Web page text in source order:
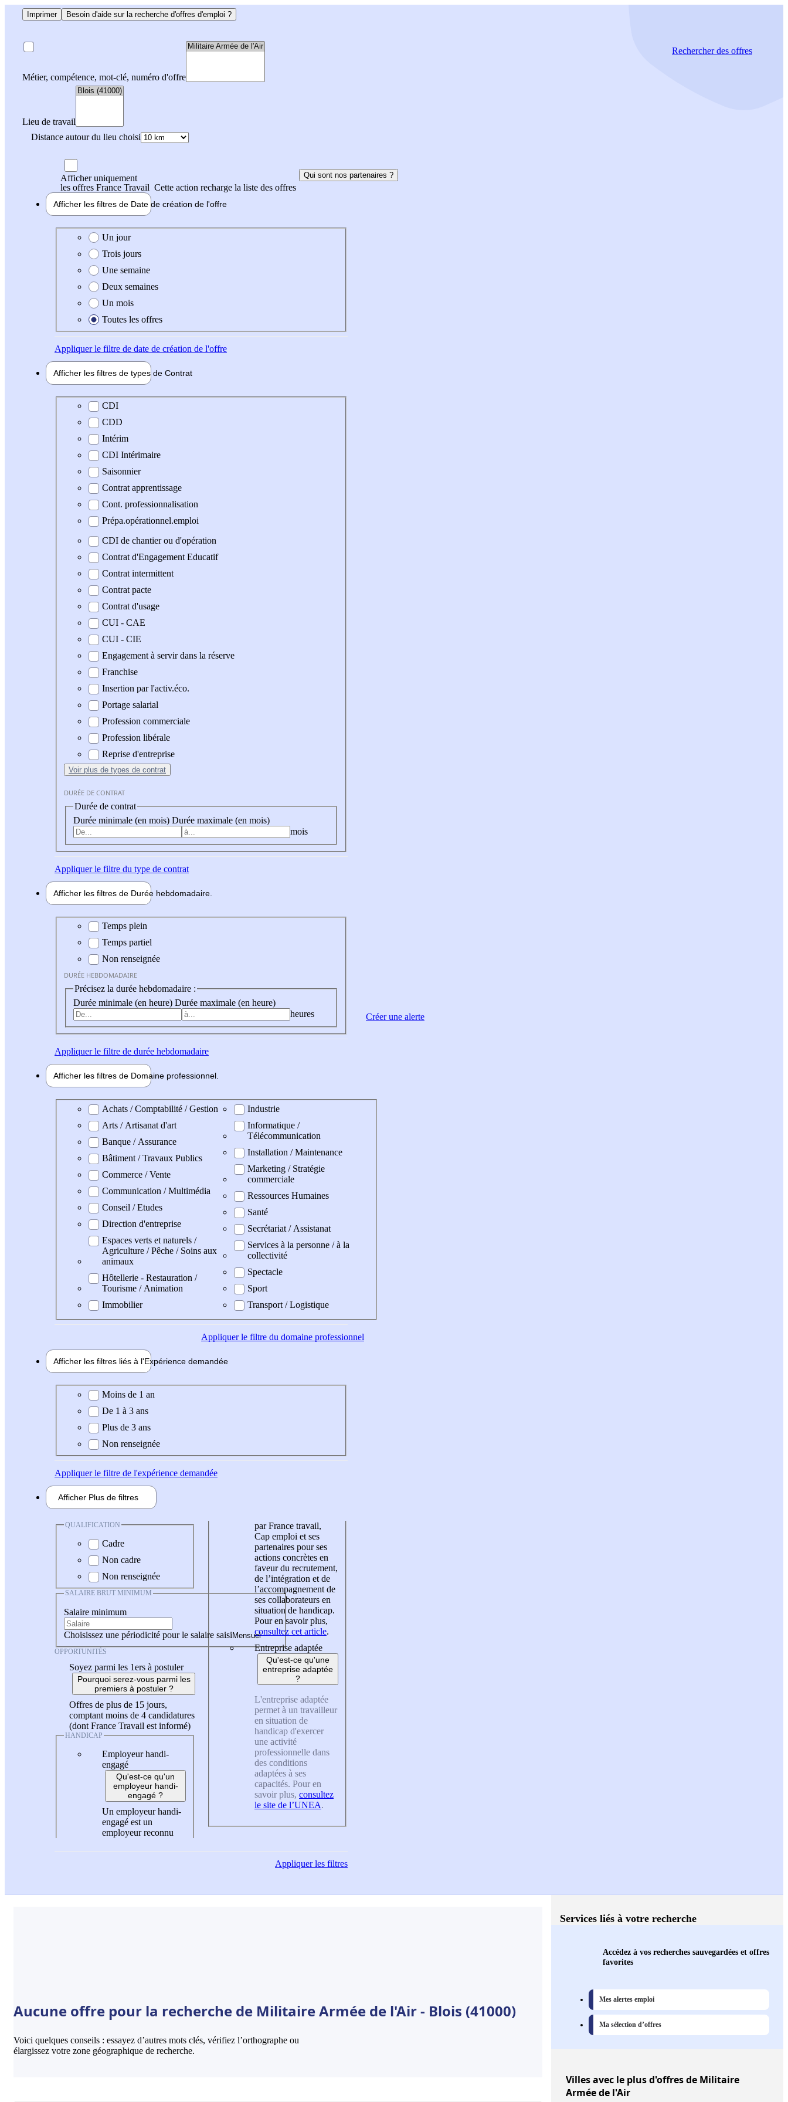
Imprimer Besoin d'aide sur la recherche d'offres d'emploi ?
Métier, compétence, mot-clé, numéro d'offre
Lieu de travail
Distance autour du lieu choisi
Rechercherdes offres
Afficher uniquement
les offres France Travail Cette action recharge la liste des offres
Qui sont nos partenaires ?
Afficher les filtres de Date de création de l'offre
Date de création de l'offre
Un jour
Trois jours
Une semaine
Deux semaines
Un mois
Toutes les offres
Appliquerle filtre de date de création de l'offre
Afficher les filtres de types de Contrat
Type de contrat
CDI
CDD
Intérim
CDI Intérimaire
Saisonnier
Contrat apprentissage
Cont. professionnalisation
Prépa.opérationnel.emploi
CDI de chantier ou d'opération
Contrat d'Engagement Educatif
Contrat intermittent
Contrat pacte
Contrat d'usage
CUI - CAE
CUI - CIE
Engagement à servir dans la réserve
Franchise
Insertion par l'activ.éco.
Portage salarial
Profession commerciale
Profession libérale
Reprise d'entreprise
Voir plus de types de contrat
DURÉE DE CONTRAT
Durée de contrat
Durée minimale (en mois) Durée maximale (en mois)
mois
Appliquerle filtre du type de contrat
Afficher les filtres de Durée hebdomadaire
Durée hebdomadaire
Temps plein
Temps partiel
Non renseignée
DURÉE HEBDOMADAIRE
Précisez la durée hebdomadaire :
Durée minimale (en heure) Durée maximale (en heure)
heures
Appliquerle filtre de durée hebdomadaire
Afficher les filtres de Domaine professionnel
Domaine professionel
Achats / Comptabilité / Gestion
Arts / Artisanat d'art
Banque / Assurance
Bâtiment / Travaux Publics
Commerce / Vente
Communication / Multimédia
Conseil / Etudes
Direction d'entreprise
Espaces verts et naturels /
Agriculture / Pêche / Soins aux
animaux
Hôtellerie - Restauration /
Tourisme / Animation
Immobilier
Industrie
Informatique /
Télécommunication
Installation / Maintenance
Marketing / Stratégie
commerciale
Ressources Humaines
Santé
Secrétariat / Assistanat
Services à la personne / à la
collectivité
Spectacle
Sport
Transport / Logistique
Appliquerle filtre du domaine professionnel
Afficher les filtres liés à l'Expérience demandée
Expérience demandée
Moins de 1 an
De 1 à 3 ans
Plus de 3 ans
Non renseignée
Appliquerle filtre de l'expérience demandée
Afficher Plus de filtres
QUALIFICATION
Cadre
Non cadre
Non renseignée
SALAIRE BRUT MINIMUM
Salaire minimum
Choisissez une périodicité pour le salaire saisi
OPPORTUNITÉS
Soyez parmi les 1ers à postuler
Pourquoi serez-vous parmi les
premiers à postuler ?
Offres de plus de 15 jours,
comptant moins de 4 candidatures
(dont France Travail est informé)
HANDICAP
Employeur handi-
engagé
Qu'est-ce qu'un
employeur handi-
engagé ?
Un employeur handi-
engagé est un
employeur reconnu
par France travail,
Cap emploi et ses
partenaires pour ses
actions concrètes en
faveur du recrutement,
de l’intégration et de
l’accompagnement de
ses collaborateurs en
situation de handicap.
Pour en savoir plus,
consultez cet article.
Entreprise adaptée
Qu'est-ce qu'une
entreprise adaptée
?
L'entreprise adaptée
permet à un travailleur
en situation de
handicap d'exercer
une activité
professionnelle dans
des conditions
adaptées à ses
capacités. Pour en
savoir plus, consultez
le site de l’UNEA.
Appliquerles filtres
Créer une alerte
Aucune offre pour la recherche de Militaire Armée de l'Air - Blois (41000)
Voici quelques conseils : essayez d’autres mots clés, vérifiez l’orthographe ou
élargissez votre zone géographique de recherche.
Services liés à votre recherche
Accédez à vos recherches sauvegardées et offres
favorites
Mes alertes emploi
Ma sélection d’offres
Villesavec le plus d'offres de Militaire
Armée de l'Air